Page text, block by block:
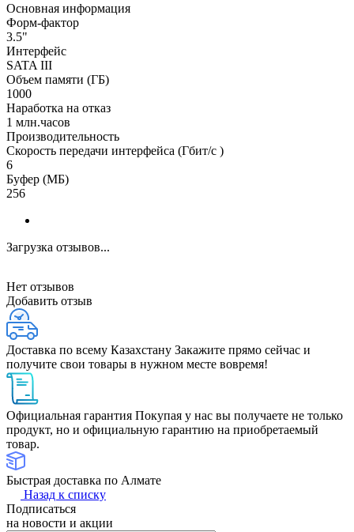
Основная информация
Форм-фактор
3.5"
Интерфейс
SATA III
Объем памяти (ГБ)
1000
Наработка на отказ
1 млн.часов
Производительность
Скорость передачи интерфейса (Гбит/с )
6
Буфер (МБ)
256
Загрузка отзывов...
Нет отзывов
Добавить отзыв
Доставка по всему Казахстану Закажите прямо сейчас и
получите свои товары в нужном месте вовремя!
Официальная гарантия Покупая у нас вы получаете не только
продукт, но и официальную гарантию на приобретаемый
товар.
Быстрая доставка по Алмате
Назад к списку
Подписаться
на новости и акции